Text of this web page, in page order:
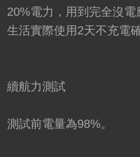
20%電力，用到完全沒電
生活實際使用2天不充電
續航力測試
測試前電量為98%。